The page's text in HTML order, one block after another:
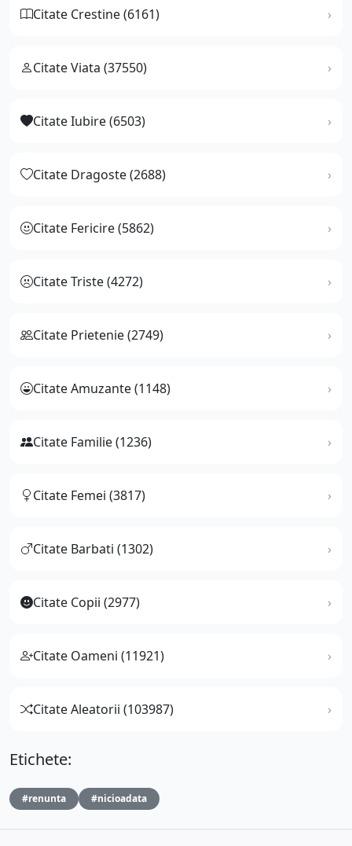
Citate Crestine (6161)
Citate Viata (37550)
Citate Iubire (6503)
Citate Dragoste (2688)
Citate Fericire (5862)
Citate Triste (4272)
Citate Prietenie (2749)
Citate Amuzante (1148)
Citate Familie (1236)
Citate Femei (3817)
Citate Barbati (1302)
Citate Copii (2977)
Citate Oameni (11921)
Citate Aleatorii (103987)
Etichete:
#renunta #nicioadata